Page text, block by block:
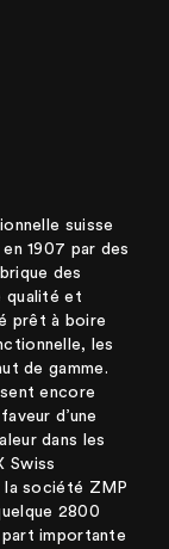
suisse
1907 par des
des
qualité et
prêt à boire
les
de gamme.
encore
d’une
dans les
Swiss
la société ZMP
2800
importante